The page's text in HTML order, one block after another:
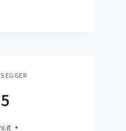
SEGGER